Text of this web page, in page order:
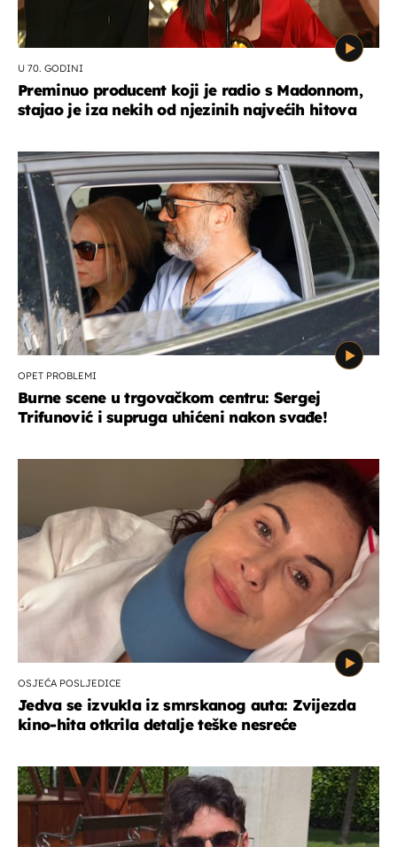
U 70. GODINI
Preminuo producent koji je radio s Madonnom,
stajao je iza nekih od njezinih najvećih hitova
OPET PROBLEMI
Burne scene u trgovačkom centru: Sergej
Trifunović i supruga uhićeni nakon svađe!
OSJEĆA POSLJEDICE
Jedva se izvukla iz smrskanog auta: Zvijezda
kino-hita otkrila detalje teške nesreće